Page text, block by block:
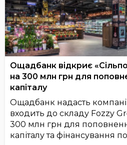
Ощадбанк відкриє
на 300 млн грн для
капіталу
Ощадбанк надасть
входить до складу Fozzy
300 млн грн для
капіталу та фінансування